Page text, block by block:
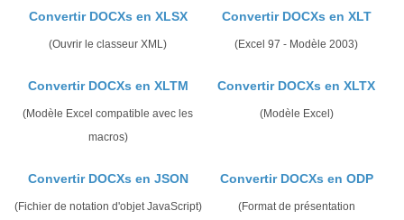
Convertir DOCXs en XLSX
(Ouvrir le classeur XML)
Convertir DOCXs en XLT
(Excel 97 - Modèle 2003)
Convertir DOCXs en XLTM
(Modèle Excel compatible avec les
macros)
Convertir DOCXs en XLTX
(Modèle Excel)
Convertir DOCXs en JSON
(Fichier de notation d'objet JavaScript)
Convertir DOCXs en ODP
(Format de présentation